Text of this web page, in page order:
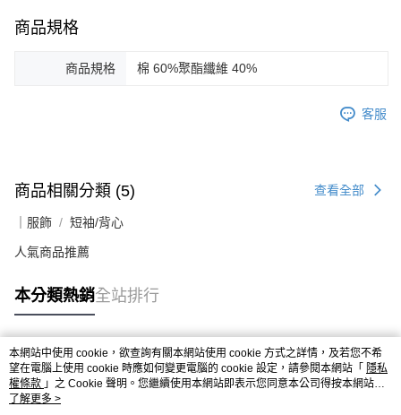
商品規格
商品規格 棉 60%聚酯纖維 40%
客服
商品相關分類 (5) 查看全部
｜服飾 短袖/背心
人氣商品推薦
本分類熱銷全站排行
熱門標籤
本網站中使用 cookie，欲查詢有關本網站使用 cookie 方式之詳情，及若您不希
望在電腦上使用 cookie 時應如何變更電腦的 cookie 設定，請參閱本網站「 隱私
權條款 」之 Cookie 聲明。您繼續使用本網站即表示您同意本公司得按本網站使
用條款之 Cookie 聲明使用 cookie。
了解更多 >